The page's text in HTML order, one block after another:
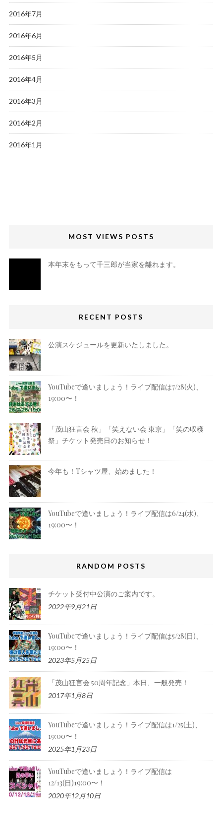
2016年7月
2016年6月
2016年5月
2016年4月
2016年3月
2016年2月
2016年1月
MOST VIEWS POSTS
本年末をもって千三郎が当家を離れます。
RECENT POSTS
公演スケジュールを更新いたしました。
YouTubeで逢いましょう！ライブ配信は7/28(火)、
19:00〜！
「茂山狂言会 秋」「笑えない会 東京」「笑の収穫
祭」チケット発売日のお知らせ！
今年も！Tシャツ屋、始めました！
YouTubeで逢いましょう！ライブ配信は6/24(水)、
19:00〜！
RANDOM POSTS
チケット受付中公演のご案内です。
2022年9月21日
YouTubeで逢いましょう！ライブ配信は5/28(日)、
19:00〜！
2023年5月25日
「茂山狂言会 50周年記念」本日、一般発売！
2017年1月8日
YouTubeで逢いましょう！ライブ配信は1/25(土)、
19:00〜！
2025年1月23日
YouTubeで逢いましょう！ライブ配信は
12/13(日)19:00〜！
2020年12月10日